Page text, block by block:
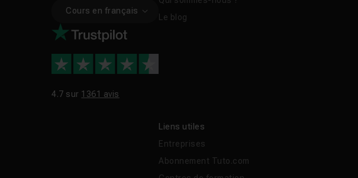
Cours en français
4.7 sur 1361 avis
Le blog
Liens utiles
Entreprises
Abonnement Tuto.com